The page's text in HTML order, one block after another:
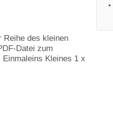
Reihe des kleinen
Datei zum
Kleines 1 x